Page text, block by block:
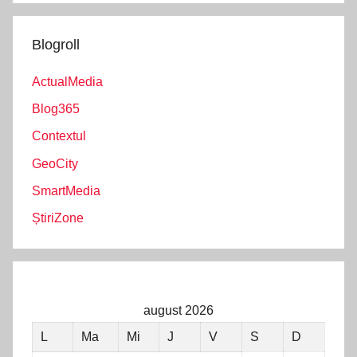
Blogroll
ActualMedia
Blog365
Contextul
GeoCity
SmartMedia
ȘtiriZone
august 2026
L
Ma Mi J V S D